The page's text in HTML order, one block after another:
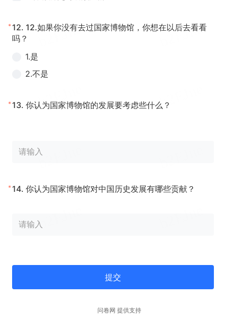
* 12. 12.如果你没有去过国家博物馆，你想在以后去看看
吗？
1.是
2.不是
* 13. 你认为国家博物馆的发展要考虑些什么？
* 14. 你认为国家博物馆对中国历史发展有哪些贡献？
提交
问卷网 提供支持